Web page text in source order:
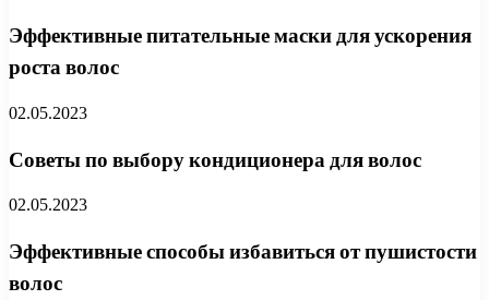
Эффективные питательные маски для ускорения
роста волос
02.05.2023
Советы по выбору кондиционера для волос
02.05.2023
Эффективные способы избавиться от пушистости
волос